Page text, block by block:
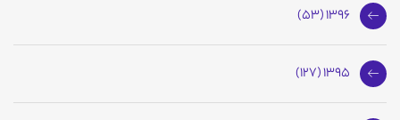
1396 (53)
1395 (127)